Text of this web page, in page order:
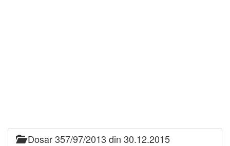
Dosar 357/97/2013 din 30.12.2015